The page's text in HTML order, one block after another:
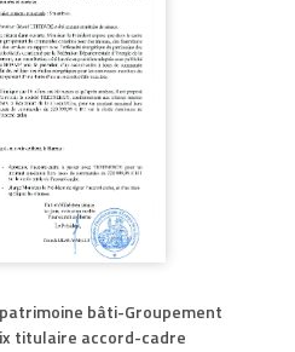
bâti-Groupement
titulaire accord-cadre